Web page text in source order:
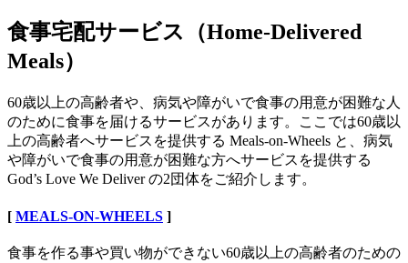
食事宅配サービス（Home-Delivered
Meals）
60歳以上の高齢者や、病気や障がいで食事の用意が困難な人
のために食事を届けるサービスがあります。ここでは60歳以
上の高齢者へサービスを提供する Meals-on-Wheels と、病気
や障がいで食事の用意が困難な方へサービスを提供する
God’s Love We Deliver の2団体をご紹介します。
[ MEALS-ON-WHEELS ]
食事を作る事や買い物ができない60歳以上の高齢者のための